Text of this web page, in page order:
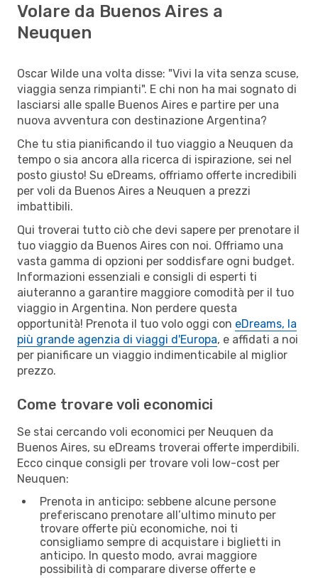
Volare da Buenos Aires a
Neuquen
Oscar Wilde una volta disse: "Vivi la vita senza scuse,
viaggia senza rimpianti". E chi non ha mai sognato di
lasciarsi alle spalle Buenos Aires e partire per una
nuova avventura con destinazione Argentina?
Che tu stia pianificando il tuo viaggio a Neuquen da
tempo o sia ancora alla ricerca di ispirazione, sei nel
posto giusto! Su eDreams, offriamo offerte incredibili
per voli da Buenos Aires a Neuquen a prezzi
imbattibili.
Qui troverai tutto ciò che devi sapere per prenotare il
tuo viaggio da Buenos Aires con noi. Offriamo una
vasta gamma di opzioni per soddisfare ogni budget.
Informazioni essenziali e consigli di esperti ti
aiuteranno a garantire maggiore comodità per il tuo
viaggio in Argentina. Non perdere questa
opportunità! Prenota il tuo volo oggi con eDreams, la
più grande agenzia di viaggi d'Europa, e affidati a noi
per pianificare un viaggio indimenticabile al miglior
prezzo.
Come trovare voli economici
Se stai cercando voli economici per Neuquen da
Buenos Aires, su eDreams troverai offerte imperdibili.
Ecco cinque consigli per trovare voli low-cost per
Neuquen:
Prenota in anticipo: sebbene alcune persone
preferiscano prenotare all’ultimo minuto per
trovare offerte più economiche, noi ti
consigliamo sempre di acquistare i biglietti in
anticipo. In questo modo, avrai maggiore
possibilità di comparare diverse offerte e